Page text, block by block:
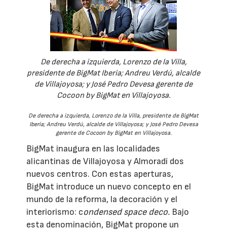
De derecha a izquierda, Lorenzo de la Villa,
presidente de BigMat Iberia; Andreu Verdú, alcalde
de Villajoyosa; y José Pedro Devesa gerente de
Cocoon by BigMat en Villajoyosa.
De derecha a izquierda, Lorenzo de la Villa, presidente de BigMat
Iberia; Andreu Verdú, alcalde de Villajoyosa; y José Pedro Devesa
gerente de Cocoon by BigMat en Villajoyosa.
BigMat inaugura en las localidades
alicantinas de Villajoyosa y Almoradí dos
nuevos centros. Con estas aperturas,
BigMat introduce un nuevo concepto en el
mundo de la reforma, la decoración y el
interiorismo: condensed space deco. Bajo
esta denominación, BigMat propone un